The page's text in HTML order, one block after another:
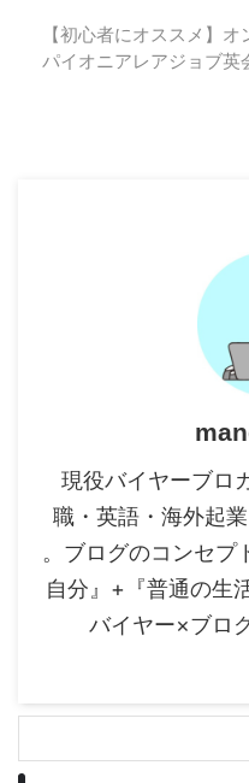
【初心者にオススメ】
パイオニアレアジョブ英
現役バイヤーブロ
職・英語・海外起
。ブログのコンセプ
自分』+『普通の生
バイヤー×ブロ